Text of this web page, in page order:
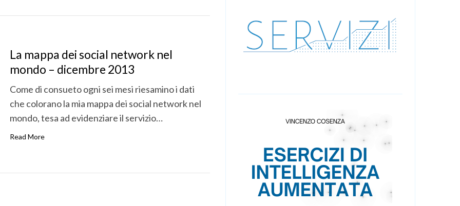
La mappa dei social network nel
mondo – dicembre 2013
Come di consueto ogni sei mesi riesamino i dati
che colorano la mia mappa dei social network nel
mondo, tesa ad evidenziare il servizio…
Read More